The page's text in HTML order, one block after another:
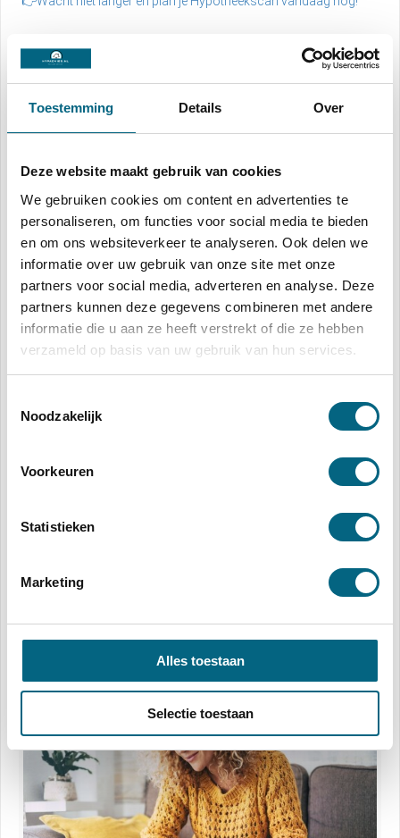
Toestemming Details Over
Deze website maakt gebruik van cookies
We gebruiken cookies om content en advertenties te
personaliseren, om functies voor social media te bieden
en om ons websiteverkeer te analyseren. Ook delen we
informatie over uw gebruik van onze site met onze
partners voor social media, adverteren en analyse. Deze
partners kunnen deze gegevens combineren met andere
informatie die u aan ze heeft verstrekt of die ze hebben
verzameld op basis van uw gebruik van hun services.
Noodzakelijk
Voorkeuren
Statistieken
Marketing
Alles toestaan
Selectie toestaan
Over de schrijver
Patrick van Laarhoven
Mede-eigenaar van Hypadvies.nl | franchisenemer bij De
Advies in mogelijkheden voor jouw toekomst: ontdek de voordelen
van Hypadvies